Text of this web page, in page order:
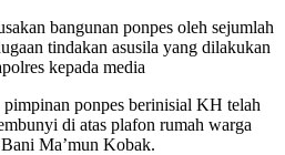
bangunan ponpes oleh sejumlah
tindakan asusila yang dilakukan
kepada media
ponpes berinisial KH telah
di atas plafon rumah warga
Ma’mun Kobak.